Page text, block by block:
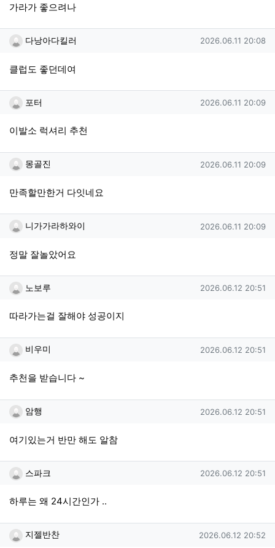
가라가 좋으려나
다낭아다킬러님의 댓글
다낭아다킬러 작성일
2026.06.11 20:08
클럽도 좋던데여
포터님의 댓글
포터 작성일
2026.06.11 20:09
이발소 럭셔리 추천
몽골진님의 댓글
몽골진 작성일
2026.06.11 20:09
만족할만한거 다잇네요
니가가라하와이님의 댓글
니가가라하와이 작성일
2026.06.11 20:09
정말 잘놀았어요
노보루님의 댓글
노보루 작성일
2026.06.12 20:51
따라가는걸 잘해야 성공이지
비우미님의 댓글
비우미 작성일
2026.06.12 20:51
추천을 받습니다 ~
암행님의 댓글
암행 작성일
2026.06.12 20:51
여기있는거 반만 해도 알참
스파크님의 댓글
스파크 작성일
2026.06.12 20:51
하루는 왜 24시간인가 ..
지젤반찬님의 댓글
지젤반찬 작성일
2026.06.12 20:52